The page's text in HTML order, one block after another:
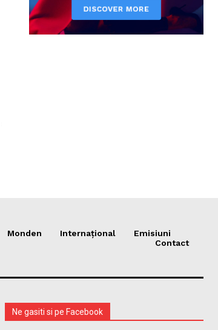
Monden Internațional
Emisiuni
Contact
Ne gasiti si pe Facebook